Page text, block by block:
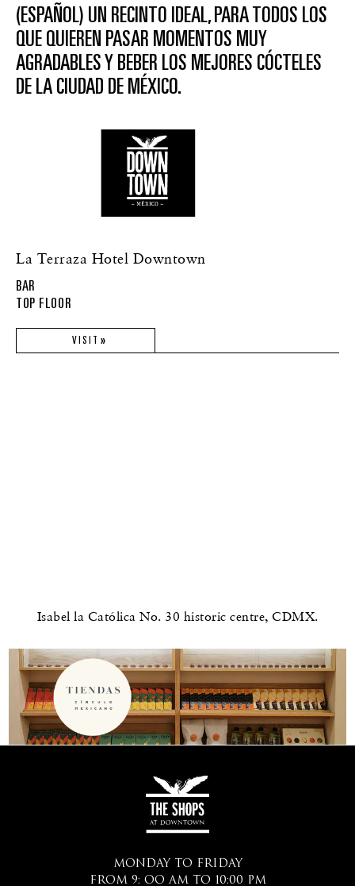
(ESPAÑOL) UN RECINTO IDEAL, PARA TODOS LOS
QUE QUIEREN PASAR MOMENTOS MUY
AGRADABLES Y BEBER LOS MEJORES CÓCTELES
DE LA CIUDAD DE MÉXICO.
La Terraza Hotel Downtown
BAR
TOP FLOOR
VISIT
Isabel la Católica No. 30 historic centre, CDMX.
MONDAY TO FRIDAY
FROM 9: OO AM TO 10:00 PM